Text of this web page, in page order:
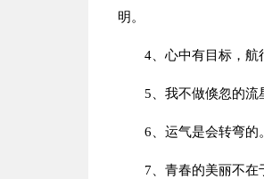
明。
4、心中有目标，航
5、我不做倏忽的流
6、运气是会转弯的
7、青春的美丽不在